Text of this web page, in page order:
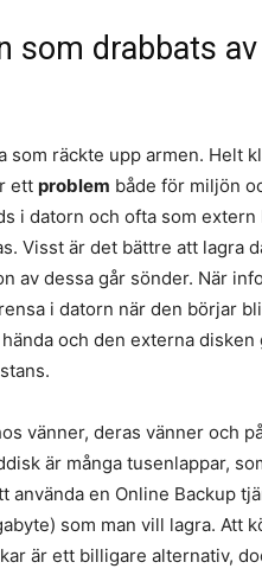
som drabbats
som räckte upp armen. Helt
ett problem både för miljön
i datorn och ofta som
Visst är det bättre att lagra
av dessa går sönder. När
i datorn när den börjar
och den externa
vänner, deras vänner och
är många tusenlappar,
använda en Online Backup
som man vill lagra. Att
är ett billigare alternativ,